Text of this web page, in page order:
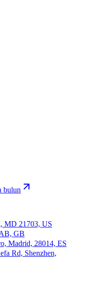
bulun
MD 21703, US
GB
Madrid, 28014, ES
Rd, Shenzhen,